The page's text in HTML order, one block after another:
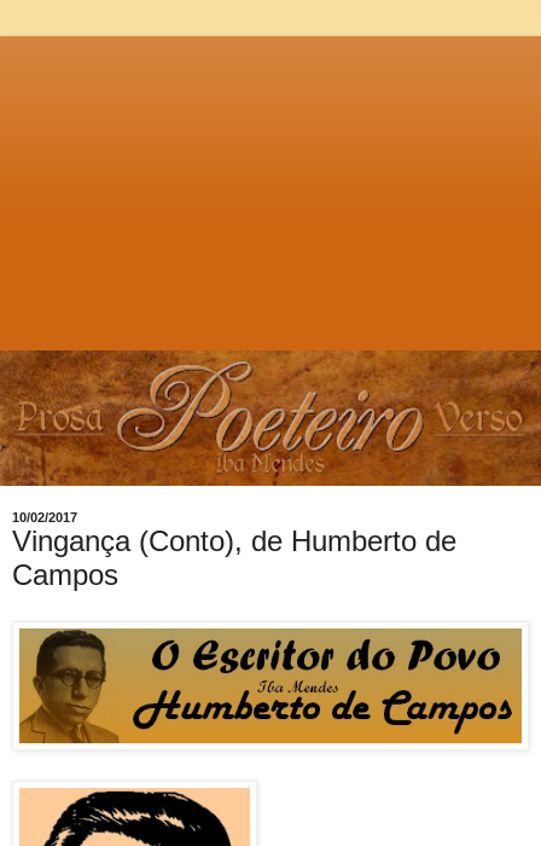
10/02/2017
Vingança (Conto), de Humberto de
Campos